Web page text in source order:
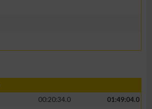
00:20:34.0
01:49:04.0